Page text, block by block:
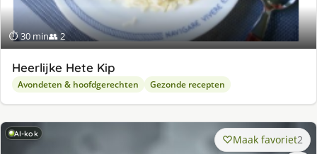
⏱ 30 min👥 2
Heerlijke Hete Kip
Avondeten & hoofdgerechten Gezonde recepten
AI-kok Maak favoriet2